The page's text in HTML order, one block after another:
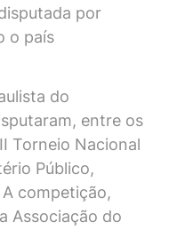
por
o país
do
entre os
Torneio Nacional
Público,
competição,
Associação do